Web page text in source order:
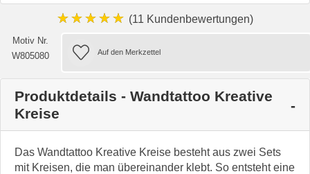
★★★★★ (11 Kundenbewertungen)
Motiv Nr.
W805080
Produktdetails - Wandtattoo Kreative
Kreise
Das Wandtattoo Kreative Kreise besteht aus zwei Sets
mit Kreisen, die man übereinander klebt. So entsteht eine